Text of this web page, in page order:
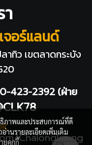
จอร์แลนด์
าทิว เขตลาดกระบัง
423-2392 (ฝ่าย
Chalongkrung
ธิภาพและประสบการณ์ที่ดี
านรายละเอียดเพิ่มเติม
ยคุกกี้